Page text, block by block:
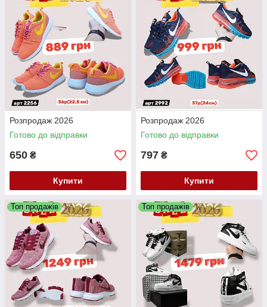
Розпродаж 2026
Готово до відправки
650 ₴
Купити
Розпродаж 2026
Готово до відправки
797 ₴
Купити
Топ продажів Топ продажів